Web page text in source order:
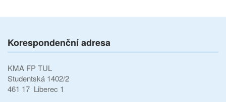
Korespondenční adresa
KMA FP TUL
Studentská 1402/2
461 17 Liberec 1